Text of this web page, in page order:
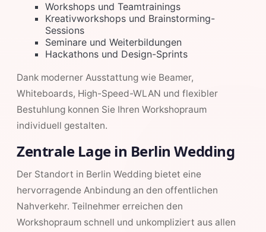
Workshops und Teamtrainings
Kreativworkshops und Brainstorming-
Sessions
Seminare und Weiterbildungen
Hackathons und Design-Sprints
Dank moderner Ausstattung wie Beamer,
Whiteboards, High-Speed-WLAN und flexibler
Bestuhlung konnen Sie Ihren Workshopraum
individuell gestalten.
Zentrale Lage in Berlin Wedding
Der Standort in Berlin Wedding bietet eine
hervorragende Anbindung an den offentlichen
Nahverkehr. Teilnehmer erreichen den
Workshopraum schnell und unkompliziert aus allen